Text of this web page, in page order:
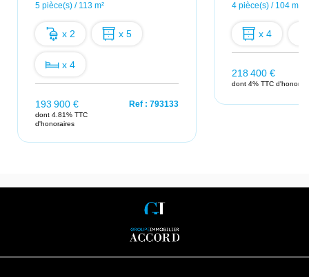
5 pièce(s) / 113 m²
x 2 x 5
x 4
193 900 €
dont 4.81% TTC
d'honoraires
Ref : 793133
4 pièce(s) / 104 m²
x 4
218 400 €
dont 4% TTC